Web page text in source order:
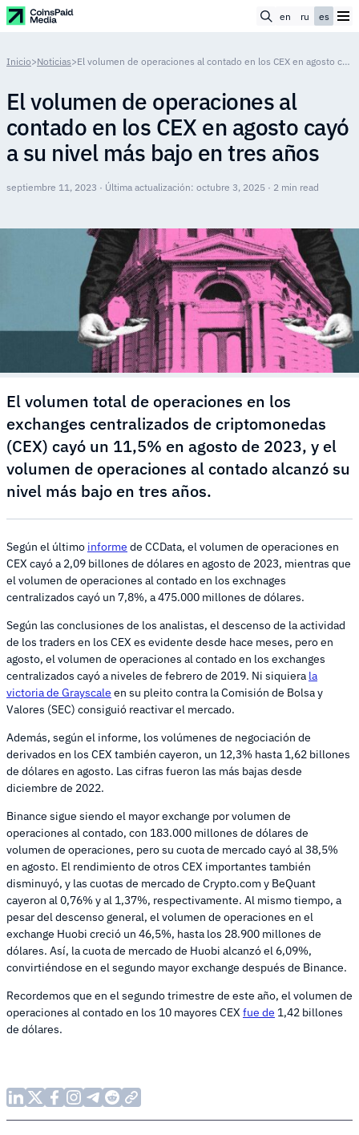
en ru es
Inicio>Noticias> El volumen de operaciones al contado en los CEX en agosto cayó a su nivel más bajo en tres años
El volumen de operaciones al
contado en los CEX en agosto cayó
a su nivel más bajo en tres años
septiembre 11, 2023 · Última actualización: octubre 3, 2025 · 2 min read
El volumen total de operaciones en los
exchanges centralizados de criptomonedas
(CEX) cayó un 11,5% en agosto de 2023, y el
volumen de operaciones al contado alcanzó su
nivel más bajo en tres años.
Según el último informe de CCData, el volumen de operaciones en
CEX cayó a 2,09 billones de dólares en agosto de 2023, mientras que
el volumen de operaciones al contado en los exchnages
centralizados cayó un 7,8%, a 475.000 millones de dólares.
Según las conclusiones de los analistas, el descenso de la actividad
de los traders en los CEX es evidente desde hace meses, pero en
agosto, el volumen de operaciones al contado en los exchanges
centralizados cayó a niveles de febrero de 2019. Ni siquiera la
victoria de Grayscale en su pleito contra la Comisión de Bolsa y
Valores (SEC) consiguió reactivar el mercado.
Además, según el informe, los volúmenes de negociación de
derivados en los CEX también cayeron, un 12,3% hasta 1,62 billones
de dólares en agosto. Las cifras fueron las más bajas desde
diciembre de 2022.
Binance sigue siendo el mayor exchange por volumen de
operaciones al contado, con 183.000 millones de dólares de
volumen de operaciones, pero su cuota de mercado cayó al 38,5%
en agosto. El rendimiento de otros CEX importantes también
disminuyó, y las cuotas de mercado de Crypto.com y BeQuant
cayeron al 0,76% y al 1,37%, respectivamente. Al mismo tiempo, a
pesar del descenso general, el volumen de operaciones en el
exchange Huobi creció un 46,5%, hasta los 28.900 millones de
dólares. Así, la cuota de mercado de Huobi alcanzó el 6,09%,
convirtiéndose en el segundo mayor exchange después de Binance.
Recordemos que en el segundo trimestre de este año, el volumen de
operaciones al contado en los 10 mayores CEX fue de 1,42 billones
de dólares.